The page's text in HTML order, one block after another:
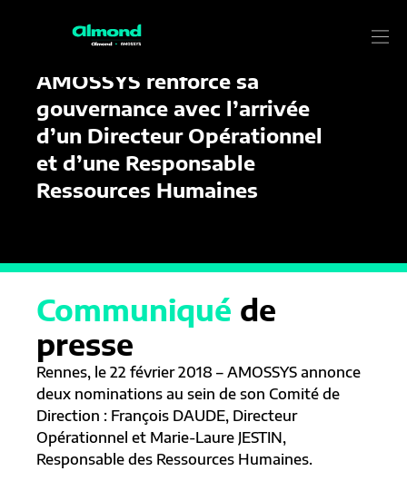
22/02/2018
AMOSSYS renforce sa
gouvernance avec l’arrivée
d’un Directeur Opérationnel
et d’une Responsable
Ressources Humaines
Communiqué de
presse
Rennes, le 22 février 2018 – AMOSSYS annonce
deux nominations au sein de son Comité de
Direction : François DAUDE, Directeur
Opérationnel et Marie-Laure JESTIN,
Responsable des Ressources Humaines.